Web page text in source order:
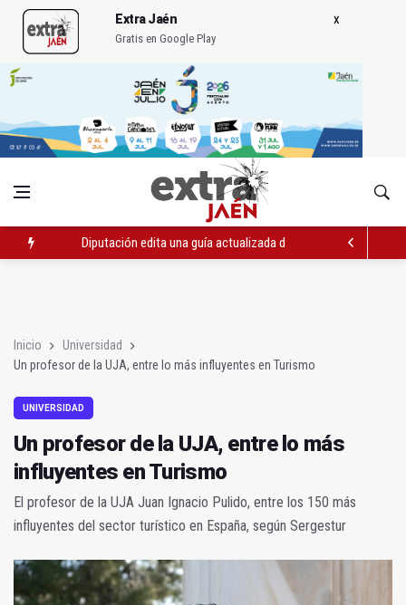
Extra Jaén
Gratis en Google Play
Diputación edita una guía actualizada de los Baños Árabes
Inicio
Universidad
Un profesor de la UJA, entre lo más influyentes en Turismo
UNIVERSIDAD
Un profesor de la UJA, entre lo más
influyentes en Turismo
El profesor de la UJA Juan Ignacio Pulido, entre los 150 más
influyentes del sector turístico en España, según Sergestur